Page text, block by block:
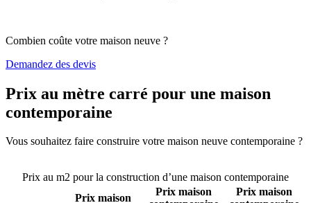
Combien coûte votre maison neuve ?
Demandez des devis
Prix au mètre carré pour une maison
contemporaine
Vous souhaitez faire construire votre maison neuve contemporaine ?
Prix au m2 pour la construction d’une maison contemporaine
Prix maison
Prix maison
Prix maison